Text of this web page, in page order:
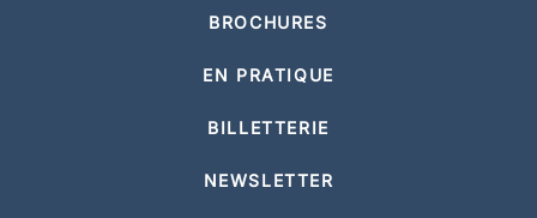
BROCHURES
EN PRATIQUE
BILLETTERIE
NEWSLETTER